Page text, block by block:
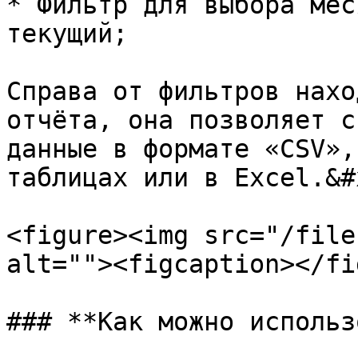
текущий;
Справа от фильтров
отчёта, она позволяет
данные в формате
таблицах или в
<figure><img src="/files/
alt=""><figcaption></
### **Как можно